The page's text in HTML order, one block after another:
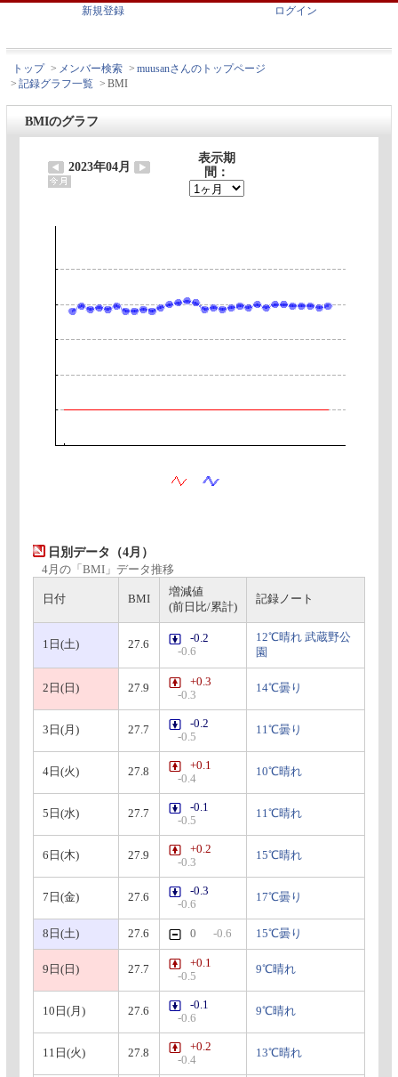
新規登録 ログイン
トップ > メンバー検索 > muusanさんのトップページ
> 記録グラフ一覧 > BMI
BMIのグラフ
2023年04月
表示期
間：
日別データ（4月）
4月の「BMI」データ推移
日付 BMI
増減値
(前日比/累計)
記録ノート
1日(土) 27.6
-0.2
-0.6
12℃晴れ 武蔵野公
園
2日(日) 27.9
+0.3
-0.3
14℃曇り
3日(月) 27.7
-0.2
-0.5
11℃曇り
4日(火) 27.8
+0.1
-0.4
10℃晴れ
5日(水) 27.7
-0.1
-0.5
11℃晴れ
6日(木) 27.9
+0.2
-0.3
15℃晴れ
7日(金) 27.6
-0.3
-0.6
17℃曇り
8日(土) 27.6 0 -0.6 15℃曇り
9日(日) 27.7
+0.1
-0.5
9℃晴れ
10日(月) 27.6
-0.1
-0.6
9℃晴れ
11日(火) 27.8
+0.2
-0.4
13℃晴れ